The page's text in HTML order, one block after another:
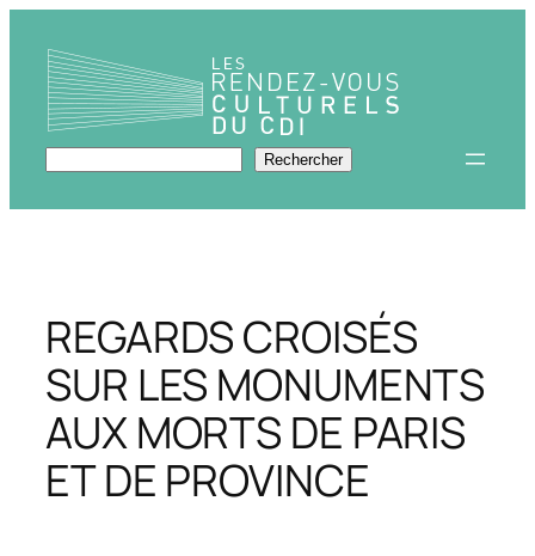
contenu
Rechercher Rechercher
REGARDS CROISÉS
SUR LES MONUMENTS
AUX MORTS DE PARIS
ET DE PROVINCE